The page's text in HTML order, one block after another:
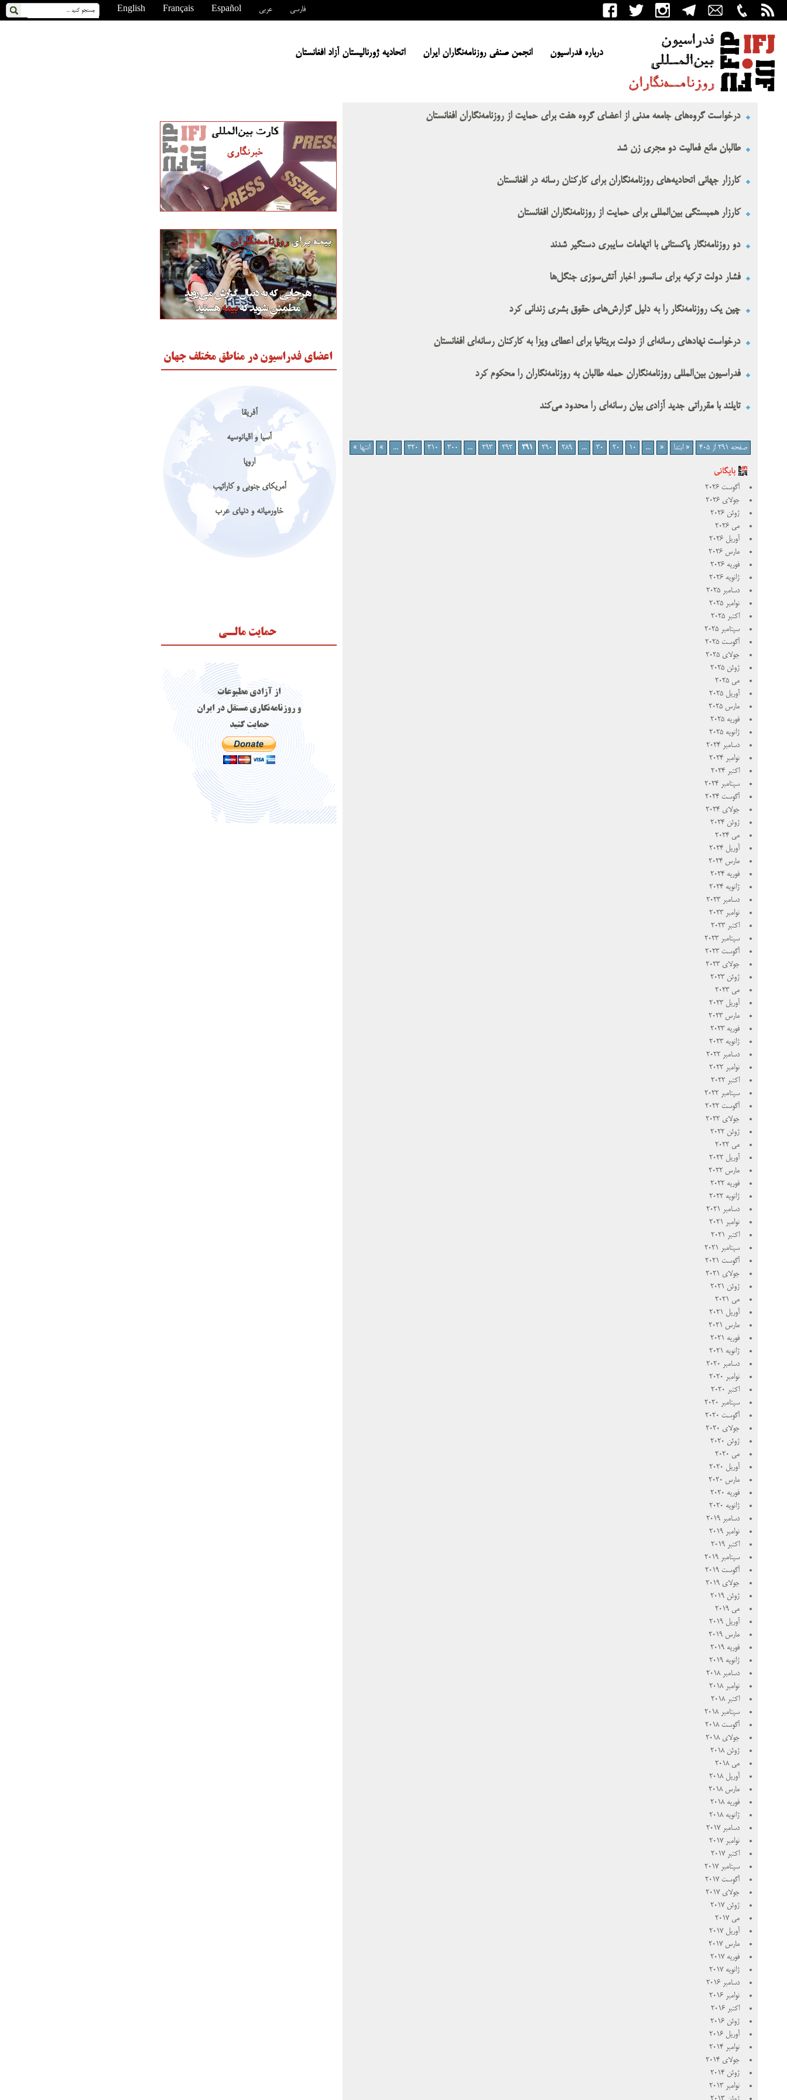
English Français Español عربی فارسی
درباره فدراسیون انجمن صنفی روزنامه‌نگاران ایران اتحادیه ژورنالیستان آزاد افغانستان
درخواست گروه‌های جامعه مدنی از اعضای گروه هفت برای حمایت از روزنامه‌نگاران افغانستان
طالبان مانع فعالیت دو مجری زن شد
کارزار جهانی اتحادیه‌های روزنامه‌نگاران برای کارکنان رسانه در افغانستان
کارزار همبستگی بین‌المللی برای حمایت از روزنامه‌نگاران افغانستان
دو روزنامه‌نگار پاکستانی با اتهامات سایبری دستگیر شدند
فشار دولت ترکیه برای سانسور اخبار آتش‌سوزی جنگل‌ها
چین یک روزنامه‌نگار را به دلیل گزارش‌های حقوق بشری زندانی کرد
درخواست نهادهای رسانه‌ای از دولت بریتانیا برای اعطای ویزا به کارکنان رسانه‌‌ای افغانستان
فدراسیون بین‌المللی روزنامه‌نگاران حمله طالبان به روزنامه‌نگاران را محکوم کرد
تایلند با مقرراتی جدید آزادی بیان رسانه‌ای را محدود می‌کند
صفحه 291 از 405 « ابتدا «
...
10
20
30
...
289
290
291
292
293
...
300
310
320
...
» انتها »
آگوست 2026
جولای 2026
ژوئن 2026
می 2026
آوریل 2026
مارس 2026
فوریه 2026
ژانویه 2026
دسامبر 2025
نوامبر 2025
اکتبر 2025
سپتامبر 2025
آگوست 2025
جولای 2025
ژوئن 2025
می 2025
آوریل 2025
مارس 2025
فوریه 2025
ژانویه 2025
دسامبر 2024
نوامبر 2024
اکتبر 2024
سپتامبر 2024
آگوست 2024
جولای 2024
ژوئن 2024
می 2024
آوریل 2024
مارس 2024
فوریه 2024
ژانویه 2024
دسامبر 2023
نوامبر 2023
اکتبر 2023
سپتامبر 2023
آگوست 2023
جولای 2023
ژوئن 2023
می 2023
آوریل 2023
مارس 2023
فوریه 2023
ژانویه 2023
دسامبر 2022
نوامبر 2022
اکتبر 2022
سپتامبر 2022
آگوست 2022
جولای 2022
ژوئن 2022
می 2022
آوریل 2022
مارس 2022
فوریه 2022
ژانویه 2022
دسامبر 2021
نوامبر 2021
اکتبر 2021
سپتامبر 2021
آگوست 2021
جولای 2021
ژوئن 2021
می 2021
آوریل 2021
مارس 2021
فوریه 2021
ژانویه 2021
دسامبر 2020
نوامبر 2020
اکتبر 2020
سپتامبر 2020
آگوست 2020
جولای 2020
ژوئن 2020
می 2020
آوریل 2020
مارس 2020
فوریه 2020
ژانویه 2020
دسامبر 2019
نوامبر 2019
اکتبر 2019
سپتامبر 2019
آگوست 2019
جولای 2019
ژوئن 2019
می 2019
آوریل 2019
مارس 2019
فوریه 2019
ژانویه 2019
دسامبر 2018
نوامبر 2018
اکتبر 2018
سپتامبر 2018
آگوست 2018
جولای 2018
ژوئن 2018
می 2018
آوریل 2018
مارس 2018
فوریه 2018
ژانویه 2018
دسامبر 2017
نوامبر 2017
اکتبر 2017
سپتامبر 2017
آگوست 2017
جولای 2017
ژوئن 2017
می 2017
آوریل 2017
مارس 2017
فوریه 2017
ژانویه 2017
دسامبر 2016
نوامبر 2016
اکتبر 2016
ژوئن 2016
آوریل 2016
نوامبر 2014
جولای 2014
ژوئن 2014
نوامبر 2013
اعضای فدراسیون در مناطق مختلف جهان
آفریقا
آسیا و اقیانوسیه
اروپا
آمریکای جنوبی و کارائیب
خاورمیانه و دنیای عرب
حمایت مالـی
از آزادی مطبوعات
و روزنامه‌نگاری مستقل در ایران
حمایت کنید